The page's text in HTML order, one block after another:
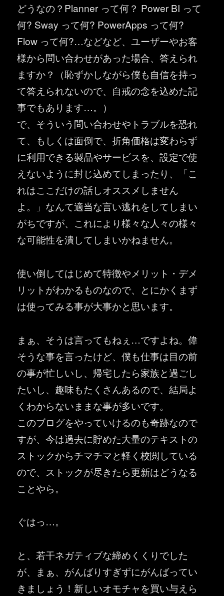
どうなの？Planner って何？ Power BI って
何? Sway って何? PowerApps って何?
Flow って何?…などなど、ユーザーやお客
様から問い合わせがあった場合、答えられ
ますか？（恥ずかしながら僕も自信を持っ
て答えられないので、自戒の念を込めた記
事でもあります…。）
で、そういう問い合わせやトラブルを恐れ
て、もしくは面倒で、折角価格は変わらず
に利用できる製品やサービスを、設定で使
えないように封じ込めてしまったり、「こ
れはここだけの話しオススメしません
よ。」なんて適当な言い逃れをしてしまい
がちですが、これにより様々な人々の様々
な可能性を潰してしまいかねません。
使い倒してはじめて特徴やメリット・デメ
リットがわかるものなので、とにかくまず
は使ってみる事が大事かと思います。
まぁ、そうは言ってもねぇ…ですよね。偉
そうな事を言ったけど、僕も仕事は目の前
の事が忙しいし、帰宅したら家族と過ごし
たいし、趣味もたくさんあるので、結局よ
くわからないままな事が多いです。
このブログをやっていけるのも奇跡なので
すが、今は過去に貯めた大量のテキストの
ストックからチマチマと軽く校閲している
ので、ストックが尽きたら更新はどうなる
ことやら。
ぐはっ…。
と、若干ネガティブな締めくくりでした
が、まぁ、がんばりすぎずにがんばってい
きましょう！新しいオモチャを買い与えら